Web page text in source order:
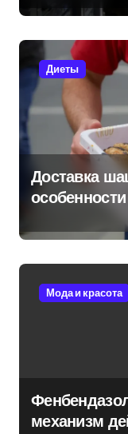
Диеты
Доставка
и
Мода и красота
механизм